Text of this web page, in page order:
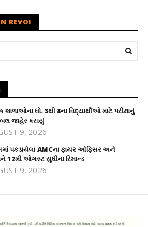
REVOI
શાળાઓના ધો. 3થી 8ના વિદ્યાર્થીઓ માટે પરીક્ષાનું
જાહેર કરાયું
9, 2026
પકડાયેલા AMCના ફાયર ઓફિસર અને
12મી ઓગસ્ટ સુધીના રિમાન્ડ
9, 2026